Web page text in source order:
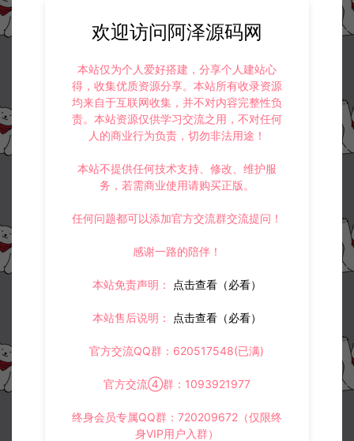
欢迎访问阿泽源码网
本站仅为个人爱好搭建，分享个人建站心
得，收集优质资源分享。本站所有收录资源
均来自于互联网收集，并不对内容完整性负
责。本站资源仅供学习交流之用，不对任何
人的商业行为负责，切勿非法用途！
本站不提供任何技术支持、修改、维护服
务，若需商业使用请购买正版。
任何问题都可以添加官方交流群交流提问！
感谢一路的陪伴！
本站免责声明： 点击查看（必看）
本站售后说明： 点击查看（必看）
官方交流QQ群：620517548(已满)
官方交流④群：1093921977
终身会员专属QQ群：720209672（仅限终
身VIP用户入群）